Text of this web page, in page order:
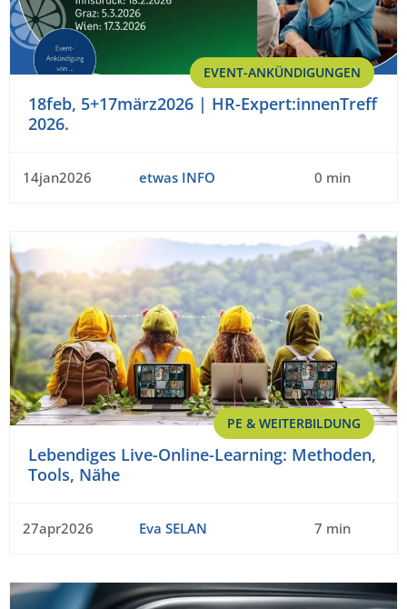
EVENT-ANKÜNDIGUNGEN
18feb, 5+17märz2026 | HR-Expert:innenTreff
2026.
14jan2026 etwas INFO 0 min
PE & WEITERBILDUNG
Lebendiges Live-Online-Learning: Methoden,
Tools, Nähe
27apr2026 Eva SELAN 7 min